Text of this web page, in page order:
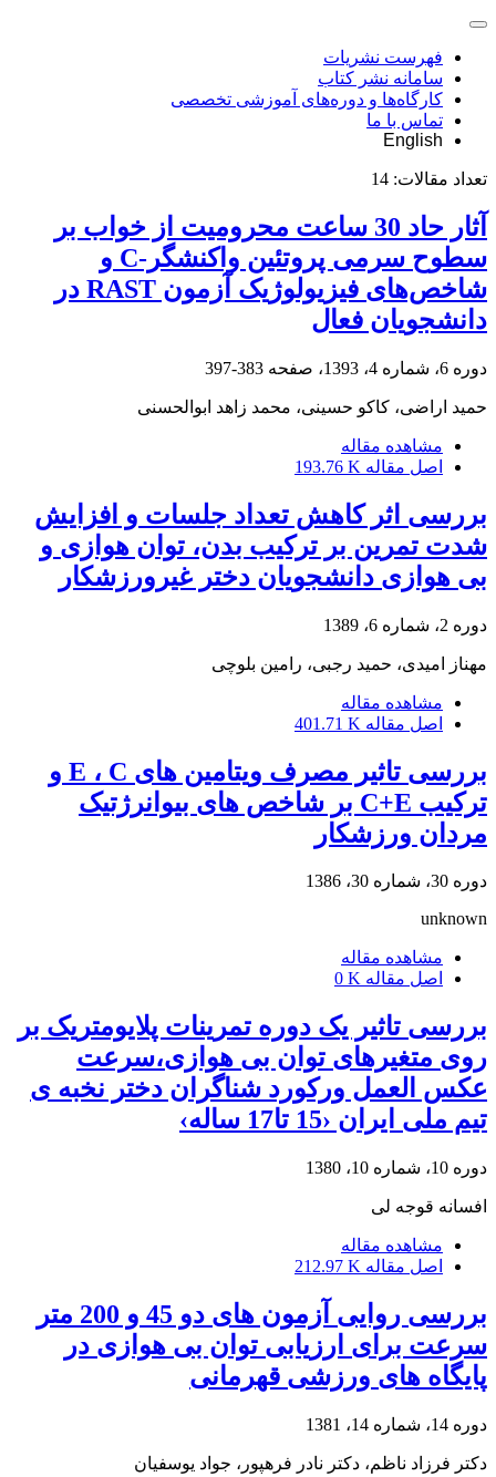
فهرست نشریات
سامانه نشر کتاب
کارگاه‌ها و دوره‌های آموزشی تخصصی
تماس با ما
English
تعداد مقالات: 14
آثار حاد 30 ساعت محرومیت از خواب بر
سطوح سرمی پروتئین واکنشگر-C و
شاخص‌های فیزیولوژیک آزمون RAST در
دانشجویان فعال
دوره 6، شماره 4، 1393، صفحه 383-397
حمید اراضی، کاکو حسینی، محمد زاهد ابوالحسنی
مشاهده مقاله
اصل مقاله 193.76 K
بررسی اثر کاهش تعداد جلسات و افزایش
شدت تمرین بر ترکیب بدن، توان هوازی و
بی هوازی دانشجویان دختر غیرورزشکار
دوره 2، شماره 6، 1389
مهناز امیدی، حمید رجبی، رامین بلوچی
مشاهده مقاله
اصل مقاله 401.71 K
بررسی تاثیر مصرف ویتامین های E ، C و
ترکیب C+E بر شاخص های بیوانرژتیک
مردان ورزشکار
دوره 30، شماره 30، 1386
unknown
مشاهده مقاله
اصل مقاله 0 K
بررسی تاثیر یک دوره تمرینات پلایومتریک بر
روی متغیرهای توان بی هوازی،سرعت
عکس العمل ورکورد شناگران دختر نخبه ی
تیم ملی ایران ‹15 تا17 ساله›
دوره 10، شماره 10، 1380
افسانه قوجه لی
مشاهده مقاله
اصل مقاله 212.97 K
بررسی روایی آزمون های دو 45 و 200 متر
سرعت برای ارزیابی توان بی هوازی در
پایگاه های ورزشی قهرمانی
دوره 14، شماره 14، 1381
دکتر فرزاد ناظم، دکتر نادر فرهپور، جواد یوسفیان